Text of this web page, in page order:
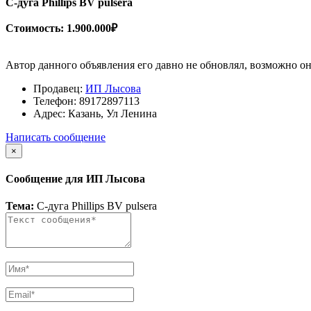
Стоимость: 1.900.000₽
Автор данного объявления его давно не обновлял, возможно
Продавец: ИП Лысова
Телефон: 89172897113
Адрес: Казань, Ул Ленина
Написать сообщение
×
Сообщение для ИП Лысова
Тема: C-дуга Phillips BV pulsera